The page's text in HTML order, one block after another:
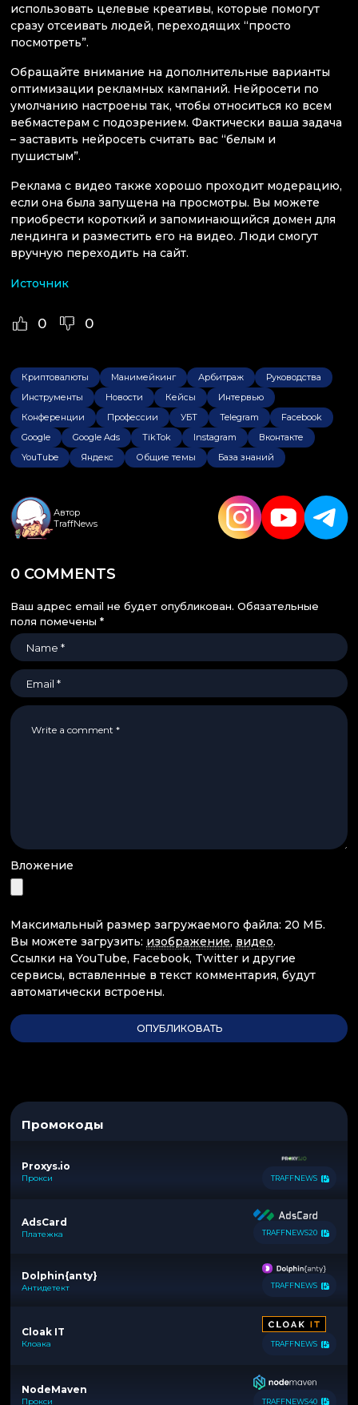
использовать целевые креативы, которые помогут
сразу отсеивать людей, переходящих “просто
посмотреть”.
Обращайте внимание на дополнительные варианты
оптимизации рекламных кампаний. Нейросети по
умолчанию настроены так, чтобы относиться ко всем
вебмастерам с подозрением. Фактически ваша задача
– заставить нейросеть считать вас “белым и
пушистым”.
Реклама с видео также хорошо проходит модерацию,
если она была запущена на просмотры. Вы можете
приобрести короткий и запоминающийся домен для
лендинга и разместить его на видео. Люди смогут
вручную переходить на сайт.
Источник
0 0
Криптовалюты Манимейкинг Арбитраж
Руководства
Инструменты
Новости Кейсы
Интервью
Конференции
Профессии УБТ Telegram
Facebook
Google
Google Ads TikTok Instagram
Вконтакте
YouTube
Яндекс Общие темы База знаний
Автор
TraffNews
0 COMMENTS
Ваш адрес email не будет опубликован. Обязательные
поля помечены *
Вложение
Максимальный размер загружаемого файла: 20 МБ.
Вы можете загрузить: изображение, видео.
Ссылки на YouTube, Facebook, Twitter и другие
сервисы, вставленные в текст комментария, будут
автоматически встроены.
Промокоды
Proxys.io
Прокси TRAFFNEWS
AdsCard
Платежка TRAFFNEWS20
Dolphin{anty}
Антидетект TRAFFNEWS
Cloak IT
Клоака TRAFFNEWS
NodeMaven
Прокси TRAFFNEWS40